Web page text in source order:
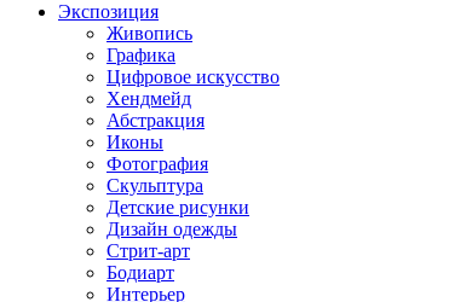
Экспозиция
Живопись
Графика
Цифровое искусство
Хендмейд
Абстракция
Иконы
Фотография
Скульптура
Детские рисунки
Дизайн одежды
Стрит-арт
Бодиарт
Интерьер